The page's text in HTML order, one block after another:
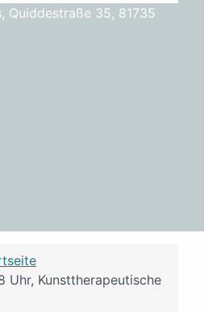
Quiddestraße 35, 81735
Uhr, Kunsttherapeutische